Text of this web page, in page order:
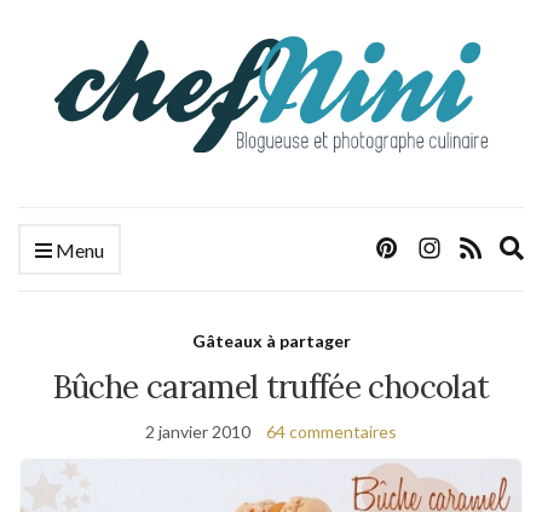
Menu
Gâteaux à partager
Bûche caramel truffée chocolat
2 janvier 2010 64 commentaires